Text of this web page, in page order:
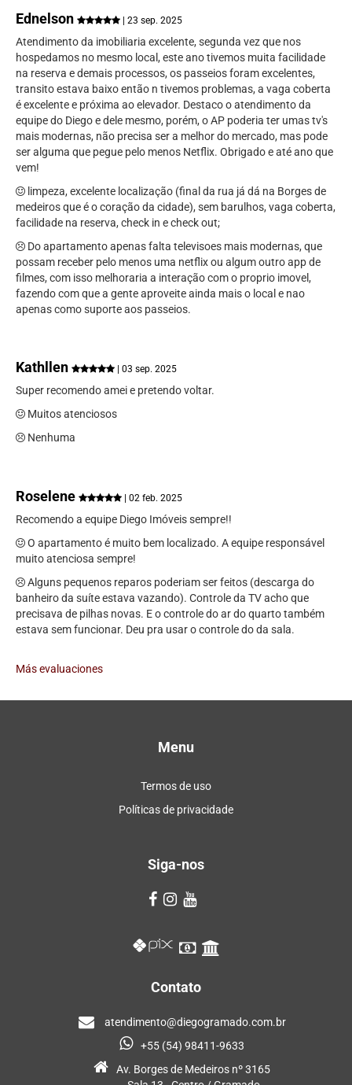
Ednelson | 23 sep. 2025
Atendimento da imobiliaria excelente, segunda vez que nos
hospedamos no mesmo local, este ano tivemos muita facilidade
na reserva e demais processos, os passeios foram excelentes,
transito estava baixo então n tivemos problemas, a vaga coberta
é excelente e próxima ao elevador. Destaco o atendimento da
equipe do Diego e dele mesmo, porém, o AP poderia ter umas tv's
mais modernas, não precisa ser a melhor do mercado, mas pode
ser alguma que pegue pelo menos Netflix. Obrigado e até ano que
vem!
limpeza, excelente localização (final da rua já dá na Borges de
medeiros que é o coração da cidade), sem barulhos, vaga coberta,
facilidade na reserva, check in e check out;
Do apartamento apenas falta televisoes mais modernas, que
possam receber pelo menos uma netflix ou algum outro app de
filmes, com isso melhoraria a interação com o proprio imovel,
fazendo com que a gente aproveite ainda mais o local e nao
apenas como suporte aos passeios.
Kathllen | 03 sep. 2025
Super recomendo amei e pretendo voltar.
Muitos atenciosos
Nenhuma
Roselene | 02 feb. 2025
Recomendo a equipe Diego Imóveis sempre!!
O apartamento é muito bem localizado. A equipe responsável
muito atenciosa sempre!
Alguns pequenos reparos poderiam ser feitos (descarga do
banheiro da suíte estava vazando). Controle da TV acho que
precisava de pilhas novas. E o controle do ar do quarto também
estava sem funcionar. Deu pra usar o controle do da sala.
Más evaluaciones
Menu
Termos de uso
Políticas de privacidade
Siga-nos
Contato
atendimento@diegogramado.com.br
+55 (54) 98411-9633
Av. Borges de Medeiros nº 3165